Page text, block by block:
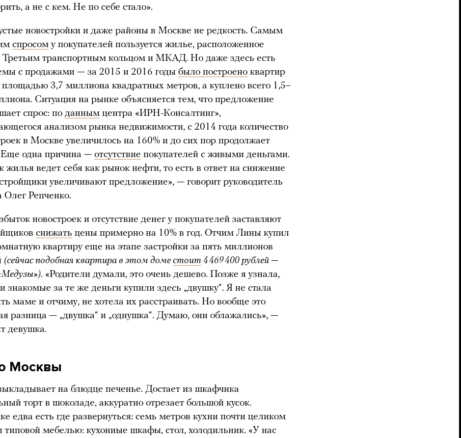
а не с кем. Не по себе стало».
новостройки и даже районы в Москве не редкость. Самым
спросом у покупателей пользуется жилье, расположенное
транспортным кольцом и МКАД. Но даже здесь есть
с продажами — за 2015 и 2016 годы было построено квартир
3,7 миллиона квадратных метров, а куплено всего 1,5–
Ситуация на рынке объясняется тем, что предложение
спрос: по данным центра «ИРН-Консалтинг»,
анализом рынка недвижимости, с 2014 года количество
в Москве увеличилось на 160% и до сих пор продолжает
Еще одна причина — отсутствие покупателей с живыми деньгами.
жилья ведет себя как рынок нефти, то есть в ответ на снижение
увеличивают предложение», — говорит руководитель
Олег Репченко.
новостроек и отсутствие денег у покупателей заставляют
снижать цены примерно на 10% в год. Отчим Лины купил
квартиру еще на этапе застройки за пять миллионов
(сейчас подобная квартира в этом доме стоит 4 469 400 рублей —
. «Родители думали, это очень дешево. Позже я узнала,
знакомые за те же деньги купили здесь „двушку“. Я не стала
маме и отчиму, не хотела их расстраивать. Но вообще это
разница — „двушка“ и „однушка“. Думаю, они облажались», —
девушка.
Москвы
на блюдце печенье. Достает из шкафчика
торт в шоколаде, аккуратно отрезает большой кусок.
едва есть где развернуться: семь метров кухни почти целиком
типовой мебелью: кухонные шкафы, стол, холодильник. «У нас